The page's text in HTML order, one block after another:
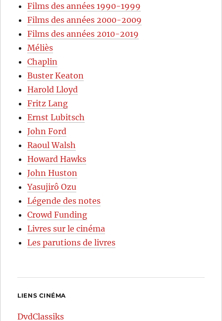
Films des années 1990-1999
Films des années 2000-2009
Films des années 2010-2019
Méliès
Chaplin
Buster Keaton
Harold Lloyd
Fritz Lang
Ernst Lubitsch
John Ford
Raoul Walsh
Howard Hawks
John Huston
Yasujirô Ozu
Légende des notes
Crowd Funding
Livres sur le cinéma
Les parutions de livres
LIENS CINÉMA
DvdClassiks